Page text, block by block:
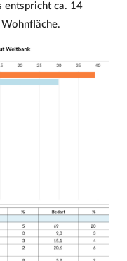
entspricht ca. 14